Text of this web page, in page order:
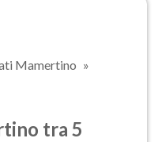
Mamertino
tra 5